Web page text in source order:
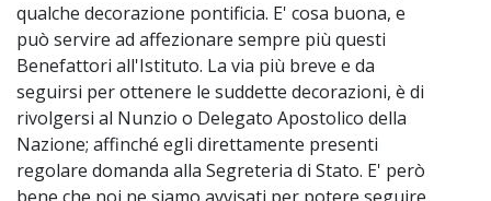
qualche decorazione pontificia. E' cosa buona, e
può servire ad affezionare sempre più questi
Benefattori all'Istituto. La via più breve e da
seguirsi per ottenere le suddette decorazioni, è di
rivolgersi al Nunzio o Delegato Apostolico della
Nazione; affinché egli direttamente presenti
regolare domanda alla Segreteria di Stato. E' però